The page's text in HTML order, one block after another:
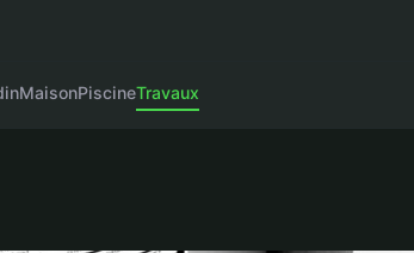
MaisonPiscineTravaux